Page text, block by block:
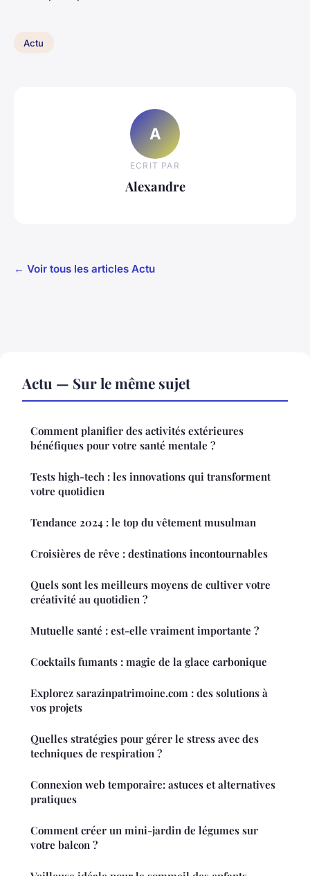
Actu
A
ECRIT PAR
Alexandre
← Voir tous les articles Actu
Actu — Sur le même sujet
Comment planifier des activités extérieures
bénéfiques pour votre santé mentale ?
Tests high-tech : les innovations qui transforment
votre quotidien
Tendance 2024 : le top du vêtement musulman
Croisières de rêve : destinations incontournables
Quels sont les meilleurs moyens de cultiver votre
créativité au quotidien ?
Mutuelle santé : est-elle vraiment importante ?
Cocktails fumants : magie de la glace carbonique
Explorez sarazinpatrimoine.com : des solutions à
vos projets
Quelles stratégies pour gérer le stress avec des
techniques de respiration ?
Connexion web temporaire: astuces et alternatives
pratiques
Comment créer un mini-jardin de légumes sur
votre balcon ?